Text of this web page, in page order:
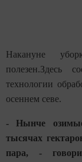
Накануне
полезен.Здесь
технологии
осеннем севе.
- Нынче
тысячах
пара, -